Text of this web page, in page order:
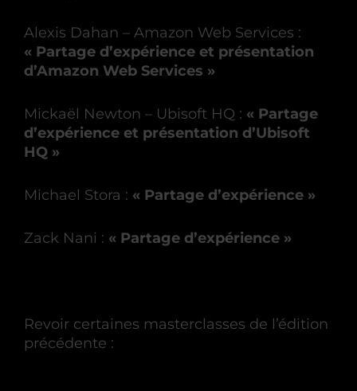
Alexis Dahan – Amazon Web Services :
« Partage d’expérience et présentation
d’Amazon Web Services »
Mickaël Newton – Ubisoft HQ : « Partage
d’expérience et présentation d’Ubisoft
HQ »
Michael Stora : « Partage d’expérience »
Zack Nani : « Partage d’expérience »
Revoir certaines masterclasses de l’édition
précédente :